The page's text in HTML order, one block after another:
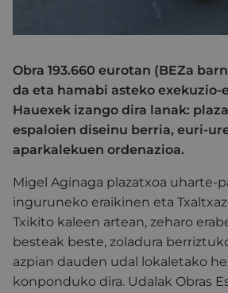
Obra 193.660 eurotan (BEZa
da eta hamabi asteko exekuzio-
Hauexek izango dira lanak:
espaloien diseinu berria, euri-
aparkalekuen ordenazioa.
Migel Aginaga plazatxoa uharte-
inguruneko eraikinen eta
Txikito kaleen artean, zeharo
besteak beste, zoladura
azpian dauden udal lokaletako
konponduko dira. Udalak Obras